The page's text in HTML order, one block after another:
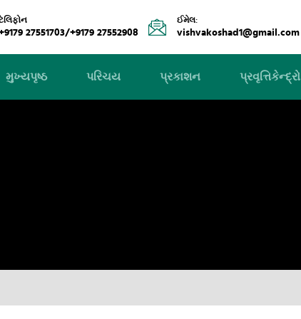
27551703/+9179 27552908
ઈમેલ:
vishvakoshad1@gmail.com
મુખ્યપૃષ્ઠ પરિચય પ્રકાશન પ્રવૃત્તિકેન્દ્રો